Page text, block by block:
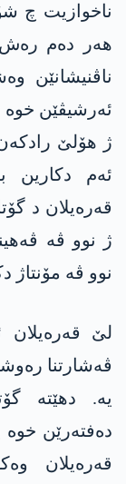
ناخوازیت چ
ھەر دەم رەش
ناڤنیشانێن
ئەرشیڤێن
ژ ھۆلێ
ئەم دکارین
قەرەیلان د
ژ نوو ڤە
نوو ڤە مۆنتاژ
لێ قەرەیلان
ڤەشارتنا
یە. دهێتە
دەفتەرێن
قەرەیلان